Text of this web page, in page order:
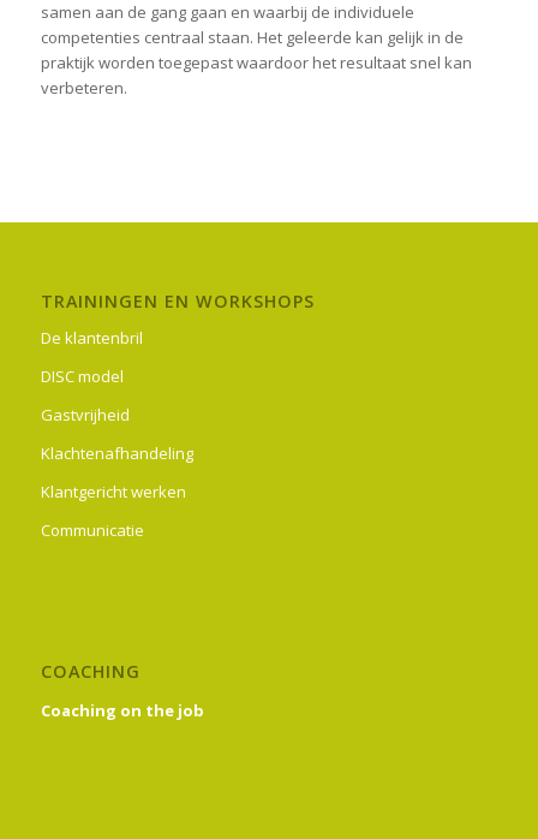
samen aan de gang gaan en waarbij de individuele
competenties centraal staan. Het geleerde kan gelijk in de
praktijk worden toegepast waardoor het resultaat snel kan
verbeteren.
TRAININGEN EN WORKSHOPS
De klantenbril
DISC model
Gastvrijheid
Klachtenafhandeling
Klantgericht werken
Communicatie
COACHING
Coaching on the job